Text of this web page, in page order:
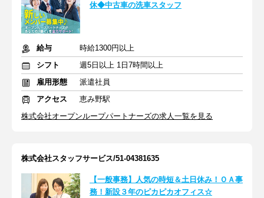
休◆中古車の洗車スタッフ
給与
時給1300円以上
シフト
週5日以上 1日7時間以上
雇用形態
派遣社員
アクセス
恵み野駅
株式会社オープンループパートナーズの求人一覧を見る
株式会社スタッフサービス/51-04381635
【一般事務】人気の時短＆土日休み！ＯＡ事
務！新設３年のピカピカオフィス☆